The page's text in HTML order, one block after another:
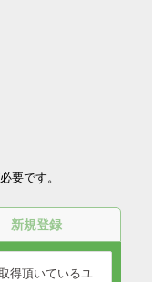
要です。
新規登録
得頂いているユ